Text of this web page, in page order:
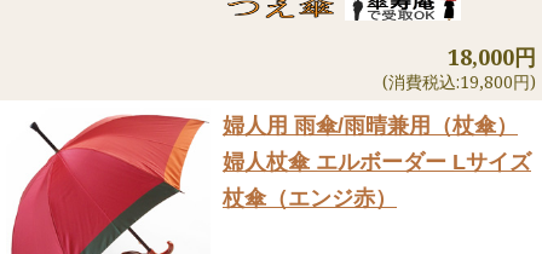
18,000円
(消費税込:19,800円)
婦人用 雨傘/雨晴兼用（杖傘）
婦人杖傘 エルボーダー Lサイズ
杖傘（エンジ赤）